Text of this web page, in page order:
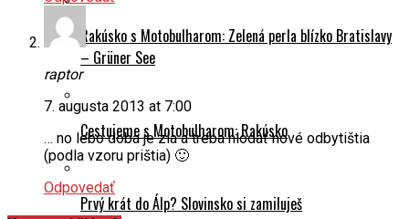
Rakúsko s Motobulharom: Zelená perla blízko Bratislavy
– Grüner See
Cestujeme s Motobulharom: Rakúsko
Prvý krát do Álp? Slovinsko si zamiluješ
raptor
7. augusta 2013 at 7:00
… no lebo doba je zla a treba hlodať nové odbytištia
(podla vzoru prištia) 🙂
Odpovedať